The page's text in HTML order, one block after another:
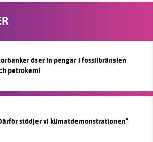
öser in pengar i fossilbränslen
petrokemi
stödjer vi klimatdemonstrationen”